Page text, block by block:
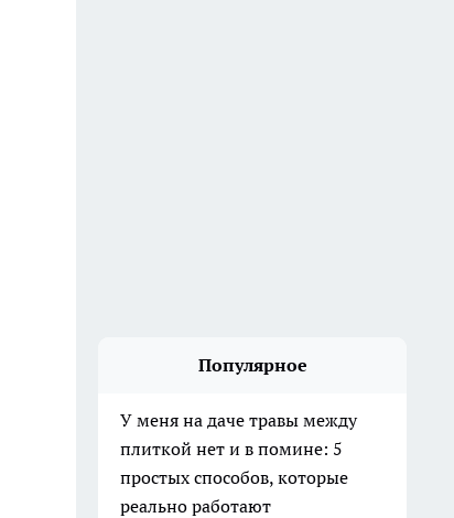
Популярное
У меня на даче травы между
плиткой нет и в помине: 5
простых способов, которые
реально работают